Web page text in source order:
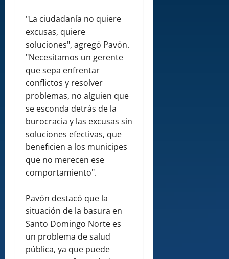
"La ciudadanía no quiere
excusas, quiere
soluciones", agregó Pavón.
"Necesitamos un gerente
que sepa enfrentar
conflictos y resolver
problemas, no alguien que
se esconda detrás de la
burocracia y las excusas sin
soluciones efectivas, que
beneficien a los municipes
que no merecen ese
comportamiento".
Pavón destacó que la
situación de la basura en
Santo Domingo Norte es
un problema de salud
pública, ya que puede